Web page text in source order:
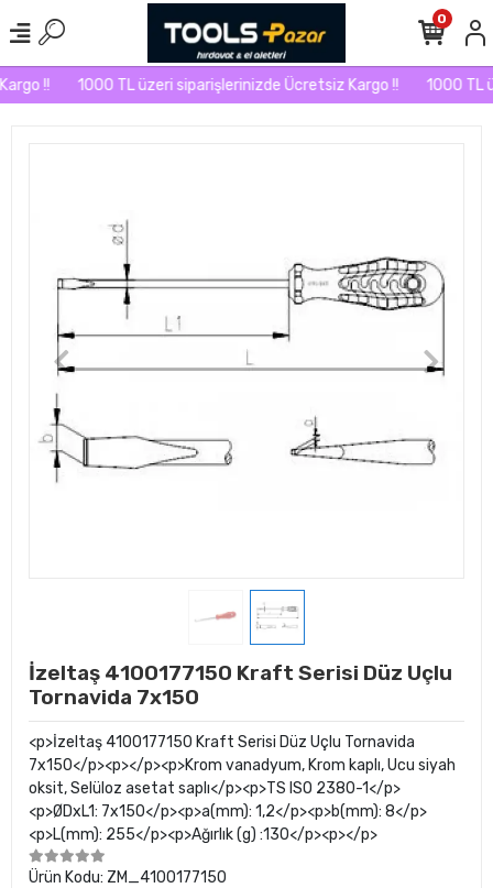
!! 1000 TL üzeri siparişlerinizde Ücretsiz Kargo !! 1000 TL
0
İzeltaş 4100177150 Kraft Serisi Düz Uçlu
Tornavida 7x150
<p>İzeltaş 4100177150 Kraft Serisi Düz Uçlu Tornavida
7x150</p><p></p><p>Krom vanadyum, Krom kaplı, Ucu siyah
oksit, Selüloz asetat saplı</p><p>TS ISO 2380-1</p>
<p>ØDxL1: 7x150</p><p>a(mm): 1,2</p><p>b(mm): 8</p>
<p>L(mm): 255</p><p>Ağırlık (g) :130</p><p></p>
Ürün Kodu: ZM_4100177150